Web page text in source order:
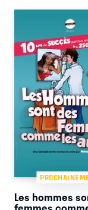
Les hommes